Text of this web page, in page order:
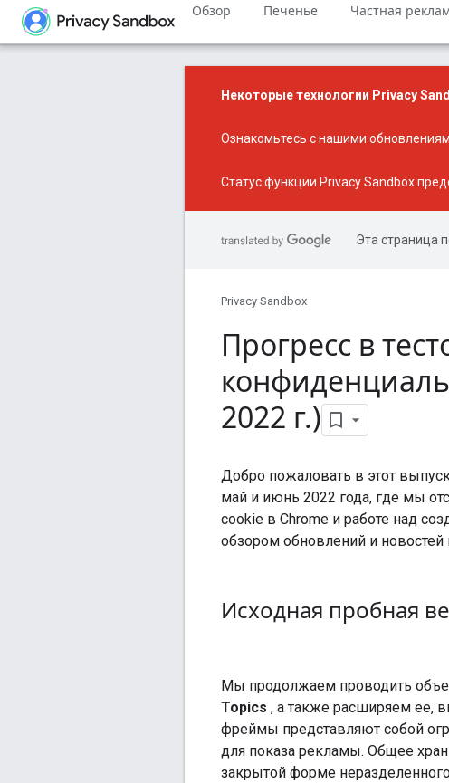
Обзор Печенье Частная
Некоторые технологии Privacy
Ознакомьтесь с нашими
Статус функции Privacy Sandbox
Эта страница
Privacy Sandbox
Прогресс в
2022 г.)
Добро пожаловать в этот
май и июнь 2022 года, где мы
cookie в Chrome и работе над
обзором обновлений и новостей
Исходная пробная
Мы продолжаем проводить
Topics , а также расширяем ее,
фреймы представляют собой
для показа рекламы. Общее
закрытой форме